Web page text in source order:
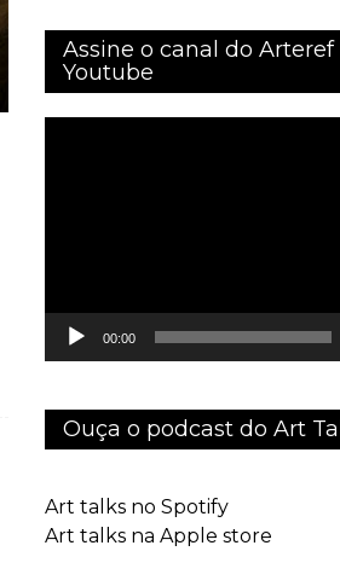
Assine o canal do Arteref
Youtube
00:00
Ouça o podcast do Art
Art talks no Spotify
Art talks na Apple store